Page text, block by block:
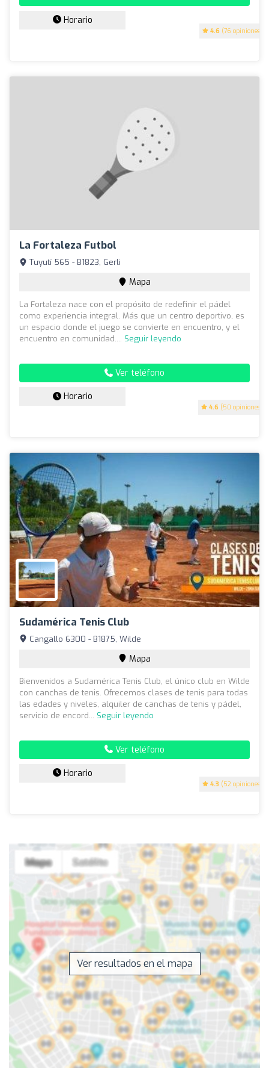
4.6 (76 opiniones)
Horario
La Fortaleza Futbol
4.6 (50 opiniones)
Tuyutí 565 - B1823, Gerli
Mapa
La Fortaleza nace con el propósito de redefinir el pádel
como experiencia integral. Más que un centro deportivo, es
un espacio donde el juego se convierte en encuentro, y el
encuentro en comunidad.... Seguir leyendo
Ver teléfono
Horario
Sudamérica Tenis Club
4.3 (52 opiniones)
Cangallo 6300 - B1875, Wilde
Mapa
Bienvenidos a Sudamérica Tenis Club, el único club en Wilde
con canchas de tenis. Ofrecemos clases de tenis para todas
las edades y niveles, alquiler de canchas de tenis y pádel,
servicio de encord... Seguir leyendo
Ver teléfono
Horario
Ver resultados en el mapa